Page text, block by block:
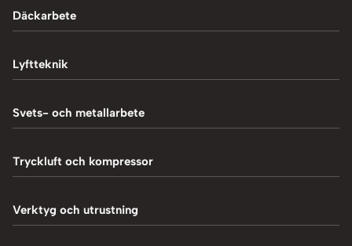
Däckarbete
Balanseringsmaskiner
Chockluftare
Däckmaskiner
Lyftteknik
1-Pelarlyft
4-Pelarlyft
Saxlyft - Låglyft
Svets- och metallarbete
Induktionsvärmare
MIG-svetsning
Tryckluft och kompressor
Blästring
Verktyg och utrustning